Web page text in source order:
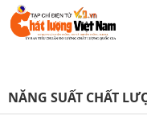
NĂNG SUẤT CHẤT